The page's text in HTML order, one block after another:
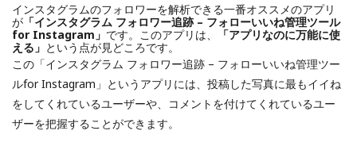
インスタグラムのフォロワーを解析できる一番オススメのアプリ
が 「インスタグラム フォロワー追跡 – フォローいいね管理ツール
for Instagram」 です。このアプリは、
「アプリなのに万能に使
える」 という点が見どころです。
この「インスタグラム フォロワー追跡 – フォローいいね管理ツー
ルfor Instagram」というアプリには、投稿した写真に最もイイね
をしてくれているユーザーや、コメントを付けてくれているユー
ザーを把握することができます。